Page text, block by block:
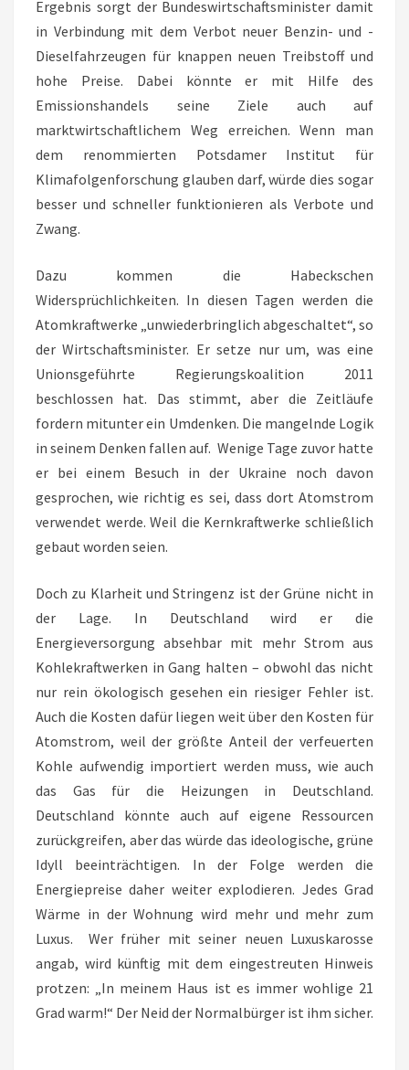
Ergebnis sorgt der Bundeswirtschaftsminister damit
in Verbindung mit dem Verbot neuer Benzin- und -
Dieselfahrzeugen für knappen neuen Treibstoff und
hohe Preise. Dabei könnte er mit Hilfe des
Emissionshandels seine Ziele auch auf
marktwirtschaftlichem Weg erreichen. Wenn man
dem renommierten Potsdamer Institut für
Klimafolgenforschung glauben darf, würde dies sogar
besser und schneller funktionieren als Verbote und
Zwang.
Dazu kommen die Habeckschen
Widersprüchlichkeiten. In diesen Tagen werden die
Atomkraftwerke „unwiederbringlich abgeschaltet“, so
der Wirtschaftsminister. Er setze nur um, was eine
Unionsgeführte Regierungskoalition 2011
beschlossen hat. Das stimmt, aber die Zeitläufe
fordern mitunter ein Umdenken. Die mangelnde Logik
in seinem Denken fallen auf. Wenige Tage zuvor hatte
er bei einem Besuch in der Ukraine noch davon
gesprochen, wie richtig es sei, dass dort Atomstrom
verwendet werde. Weil die Kernkraftwerke schließlich
gebaut worden seien.
Doch zu Klarheit und Stringenz ist der Grüne nicht in
der Lage. In Deutschland wird er die
Energieversorgung absehbar mit mehr Strom aus
Kohlekraftwerken in Gang halten – obwohl das nicht
nur rein ökologisch gesehen ein riesiger Fehler ist.
Auch die Kosten dafür liegen weit über den Kosten für
Atomstrom, weil der größte Anteil der verfeuerten
Kohle aufwendig importiert werden muss, wie auch
das Gas für die Heizungen in Deutschland.
Deutschland könnte auch auf eigene Ressourcen
zurückgreifen, aber das würde das ideologische, grüne
Idyll beeinträchtigen. In der Folge werden die
Energiepreise daher weiter explodieren. Jedes Grad
Wärme in der Wohnung wird mehr und mehr zum
Luxus. Wer früher mit seiner neuen Luxuskarosse
angab, wird künftig mit dem eingestreuten Hinweis
protzen: „In meinem Haus ist es immer wohlige 21
Grad warm!“ Der Neid der Normalbürger ist ihm sicher.